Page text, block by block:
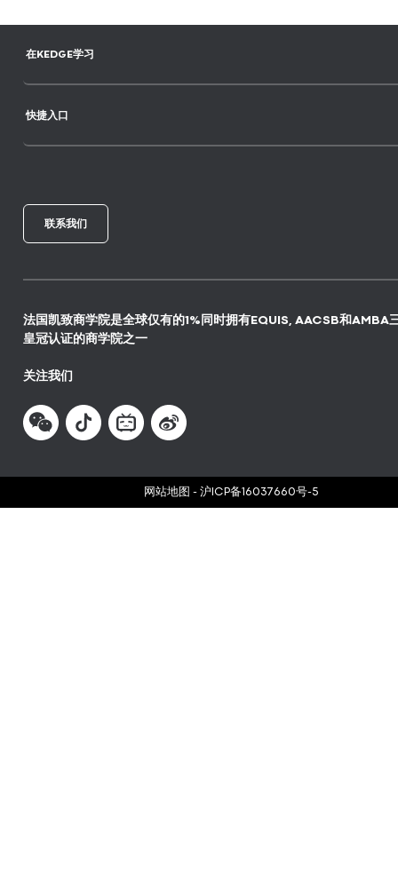
在KEDGE学习
快捷入口
联系我们
法国凯致商学院是全球仅有的1%同时拥有EQUIS, AACSB和AMBA
皇冠认证的商学院之一
关注我们
网站地图 - 沪ICP备16037660号-5